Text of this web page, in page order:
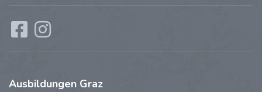
Ausbildungen Graz